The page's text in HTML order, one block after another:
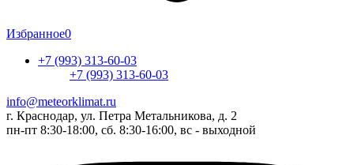
Избранное0
+7 (993) 313-60-03
+7 (993) 313-60-03
info@meteorklimat.ru
г. Краснодар, ул. Петра Метальникова, д. 2
пн-пт 8:30-18:00, сб. 8:30-16:00, вс - выходной